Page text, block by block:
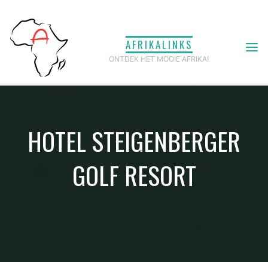
naar
AFRIKALINKS
ONTDEK HET MOOIE AFRIKA!
HOTEL STEIGENBERGER
GOLF RESORT